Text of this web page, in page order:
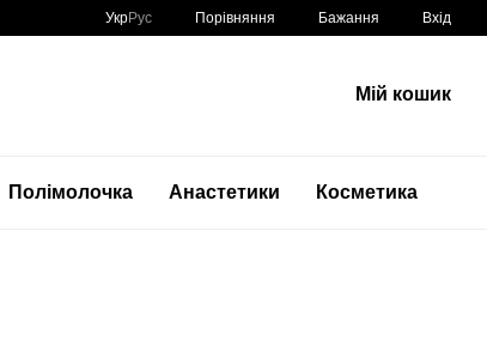
УкрРус Порівняння Бажання Вхід
Мій кошик
Полімолочка Анастетики Косметика